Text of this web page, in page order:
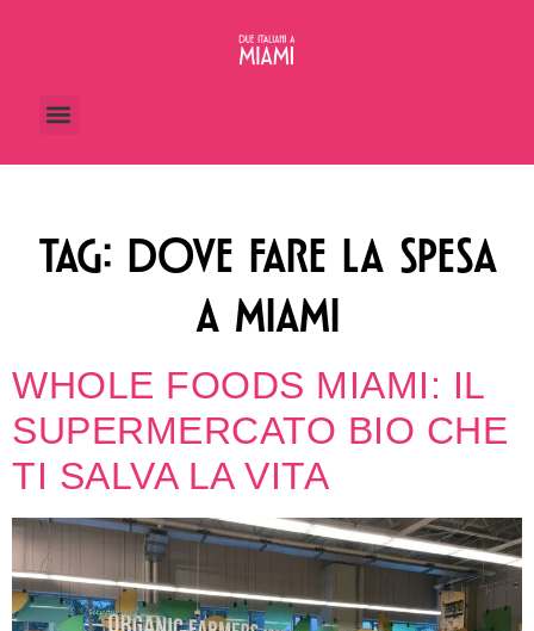
TAG: DOVE FARE LA SPESA
A MIAMI
WHOLE FOODS MIAMI: IL
SUPERMERCATO BIO CHE
TI SALVA LA VITA